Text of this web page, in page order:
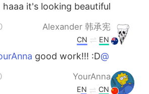
haaa it's looking beautiful
Alexander 韩承宪
EN
CN
@YourAnna
good work!!! :D
YourAnna
CN
EN